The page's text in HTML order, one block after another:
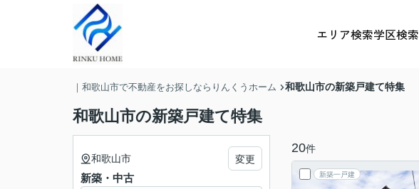
エリア検索学区検索
｜和歌山市で不動産をお探しならりんくうホーム 和歌山市の新築戸建て特集
和歌山市の新築戸建て特集
20件
新築一戸建
和歌山市 変更
新築・中古